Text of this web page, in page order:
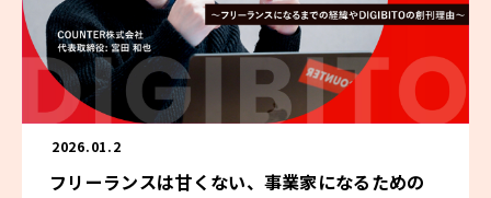
2026.01.2
フリーランスは甘くない、事業家になるための